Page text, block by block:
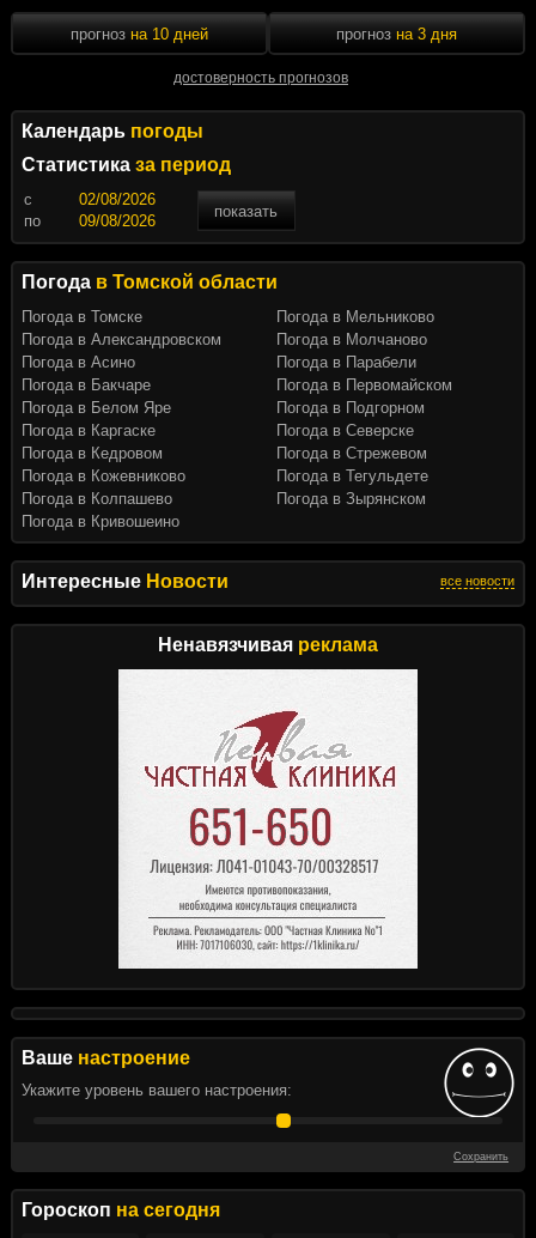
Интересные Новости все новости
Ненавязчивая реклама
Ваше настроение
Укажите уровень вашего настроения:
Сохранить
Гороскоп на сегодня
прогноз на 10 дней
достоверность прогнозов
прогноз на 3 дня
Календарь погоды
Статистика за период
c
показать
по
Погода в Томской области
Погода в Томске
Погода в Александровском
Погода в Асино
Погода в Бакчаре
Погода в Белом Яре
Погода в Каргаске
Погода в Кедровом
Погода в Кожевниково
Погода в Колпашево
Погода в Кривошеино
Погода в Мельниково
Погода в Молчаново
Погода в Парабели
Погода в Первомайском
Погода в Подгорном
Погода в Северске
Погода в Стрежевом
Погода в Тегульдете
Погода в Зырянском